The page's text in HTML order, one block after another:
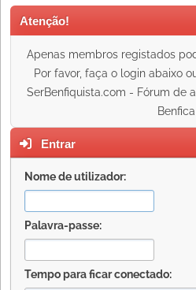
Atenção!
Apenas membros registados
Por favor, faça o login abaixo
SerBenfiquista.com - Fórum de
Benfica
Entrar
Nome de utilizador:
Palavra-passe:
Tempo para ficar conectado: